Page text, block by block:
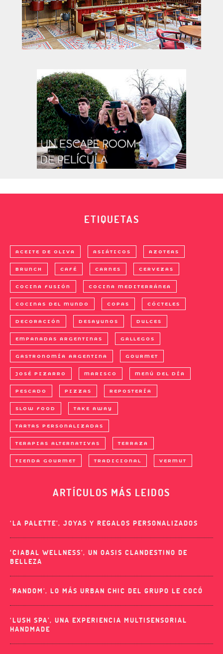
ETIQUETAS
ACEITE DE OLIVA ASIÁTICOS AZOTEAS
BRUNCH CAFÉ CARNES CERVEZAS
COCINA FUSIÓN COCINA MEDITERRÁNEA
COCINAS DEL MUNDO COPAS CÓCTELES
DECORACIÓN DESAYUNOS DULCES
EMPANADAS ARGENTINAS GALLEGOS
GASTRONOMÍA ARGENTINA GOURMET
JOSÉ PIZARRO MARISCO MENÚ DEL DÍA
PESCADO PIZZAS REPOSTERÍA
SLOW FOOD TAKE AWAY
TARTAS PERSONALIZADAS
TERAPIAS ALTERNATIVAS TERRAZA
TIENDA GOURMET TRADICIONAL VERMUT
ARTÍCULOS MÁS LEIDOS
‘LA PALETTE’, JOYAS Y REGALOS PERSONALIZADOS
‘CIABAL WELLNESS’, UN OASIS CLANDESTINO DE
BELLEZA
‘RANDOM’, LO MÁS URBAN CHIC DEL GRUPO LE COCÓ
‘LUSH SPA’, UNA EXPERIENCIA MULTISENSORIAL
HANDMADE